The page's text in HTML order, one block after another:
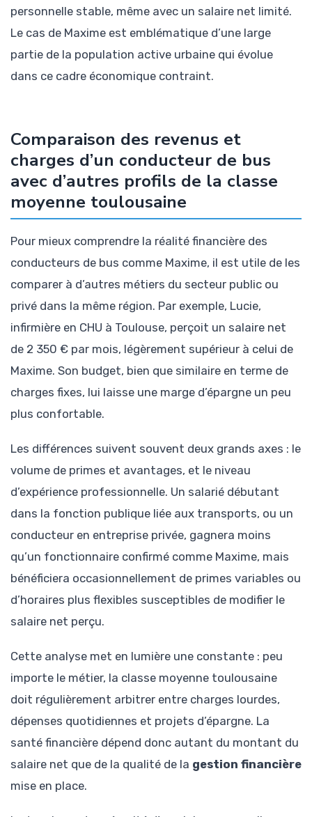
personnelle stable, même avec un salaire net limité.
Le cas de Maxime est emblématique d’une large
partie de la population active urbaine qui évolue
dans ce cadre économique contraint.
Comparaison des revenus et
charges d’un conducteur de bus
avec d’autres profils de la classe
moyenne toulousaine
Pour mieux comprendre la réalité financière des
conducteurs de bus comme Maxime, il est utile de les
comparer à d’autres métiers du secteur public ou
privé dans la même région. Par exemple, Lucie,
infirmière en CHU à Toulouse, perçoit un salaire net
de 2 350 € par mois, légèrement supérieur à celui de
Maxime. Son budget, bien que similaire en terme de
charges fixes, lui laisse une marge d’épargne un peu
plus confortable.
Les différences suivent souvent deux grands axes : le
volume de primes et avantages, et le niveau
d’expérience professionnelle. Un salarié débutant
dans la fonction publique liée aux transports, ou un
conducteur en entreprise privée, gagnera moins
qu’un fonctionnaire confirmé comme Maxime, mais
bénéficiera occasionnellement de primes variables ou
d’horaires plus flexibles susceptibles de modifier le
salaire net perçu.
Cette analyse met en lumière une constante : peu
importe le métier, la classe moyenne toulousaine
doit régulièrement arbitrer entre charges lourdes,
dépenses quotidiennes et projets d’épargne. La
santé financière dépend donc autant du montant du
salaire net que de la qualité de la gestion financière
mise en place.